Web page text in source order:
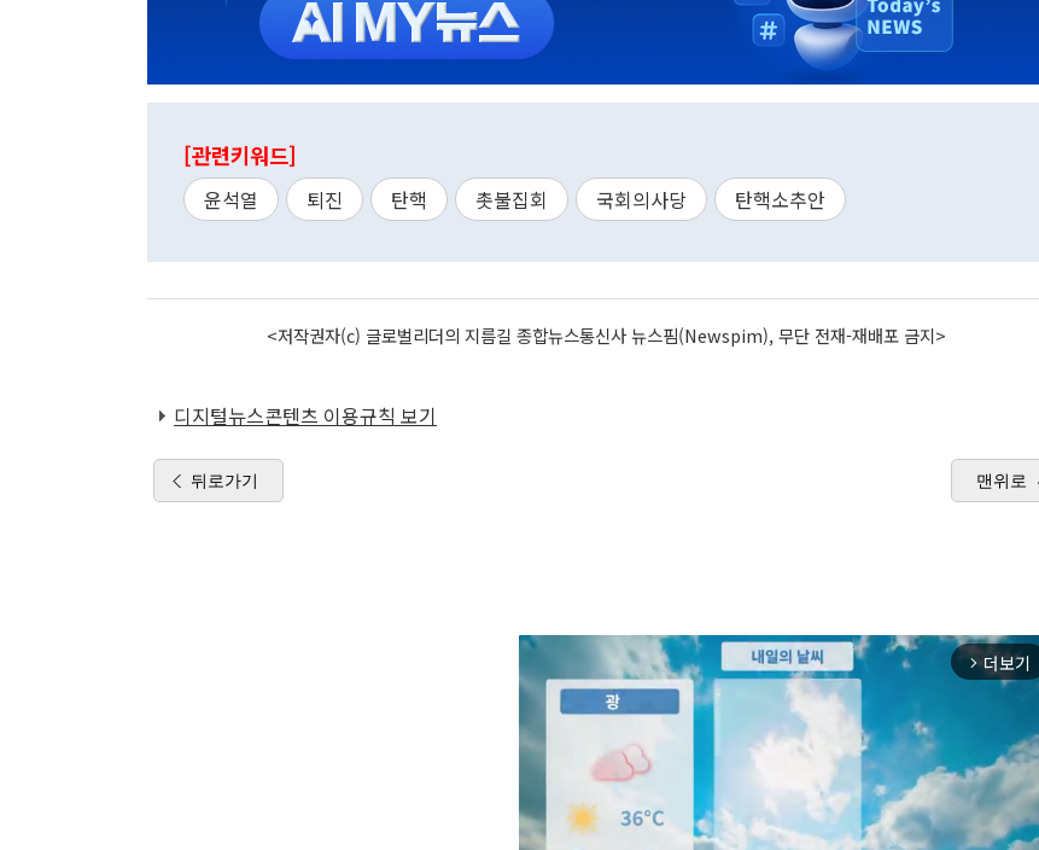
[관련키워드]
윤석열 퇴진 탄핵 촛불집회 국회의사당 탄핵소추안
<저작권자(c) 글로벌리더의 지름길 종합뉴스통신사 뉴스핌(Newspim), 무단 전재-재배포 금지>
디지털뉴스콘텐츠 이용규칙 보기
뒤로가기 맨위로
arrow_forward_ios 더보기